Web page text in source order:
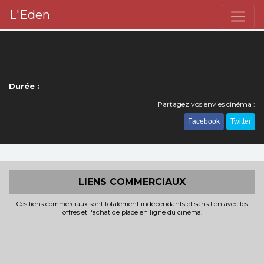
L'Eden
Durée :
Partagez vos envies cinéma :
Facebook Twitter
LIENS COMMERCIAUX
Ces liens commerciaux sont totalement indépendants et sans lien avec les
offres et l'achat de place en ligne du cinéma.